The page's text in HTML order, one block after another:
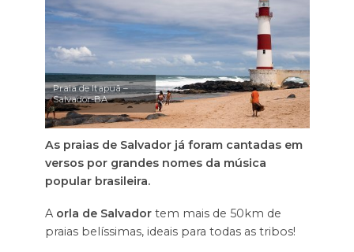
Praia de Itapuã –
Salvador-BA
As praias de Salvador já foram cantadas em
versos por grandes nomes da música
popular brasileira.
Aorla de Salvadortem mais de 50km de
praias belíssimas, ideais para todas as tribos!